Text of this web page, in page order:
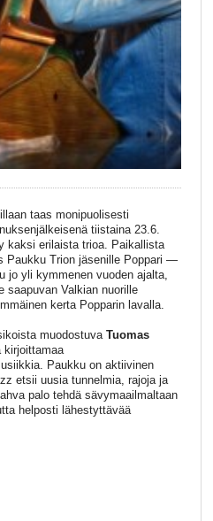
taas monipuolisesti
tiistaina 23.6.
kaksi erilaista trioa. Paikallista
Paukku Trion jäsenille Poppari —
yli kymmenen vuoden ajalta,
saapuvan Valkian nuorille
kerta Popparin lavalla.
muodostuva Tuomas
Paukku on aktiivinen
etsii uusia tunnelmia, rajoja ja
palo tehdä sävymaailmaltaan
helposti lähestyttävää